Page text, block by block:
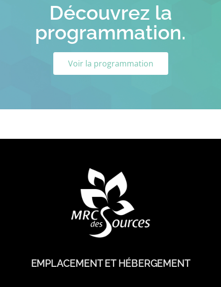
Découvrez la
programmation.
Voir la programmation
EMPLACEMENT ET HÉBERGEMENT